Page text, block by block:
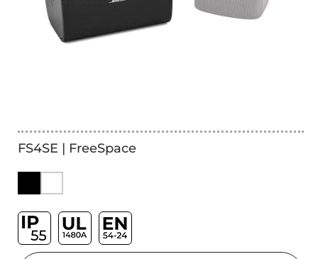
FS4SE | FreeSpace